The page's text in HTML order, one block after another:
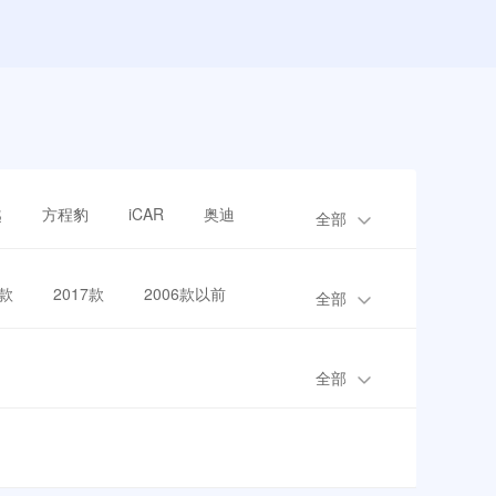
方程豹 iCAR 奥迪 全部
2017款 2006款以前 全部
全部